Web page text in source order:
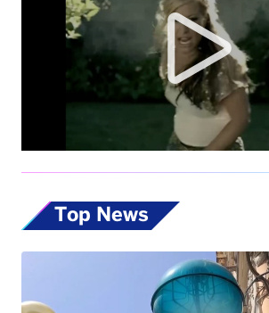
Top News